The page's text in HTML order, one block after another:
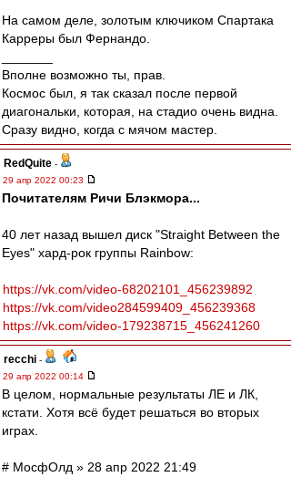
На самом деле, золотым ключиком Спартака
Карреры был Фернандо.
Вполне возможно ты, прав.
Космос был, я так сказал после первой
диагональки, которая, на стадио очень видна.
Сразу видно, когда с мячом мастер.
RedQuite -
29 апр 2022 00:23
Почитателям Ричи Блэкмора...
40 лет назад вышел диск "Straight Between the
Eyes" хард-рок группы Rainbow:
https://vk.com/video-68202101_456239892
https://vk.com/video284599409_456239368
https://vk.com/video-179238715_456241260
recchi -
29 апр 2022 00:14
В целом, нормальные результаты ЛЕ и ЛК,
кстати. Хотя всё будет решаться во вторых
играх.
# МосфОлд » 28 апр 2022 21:49